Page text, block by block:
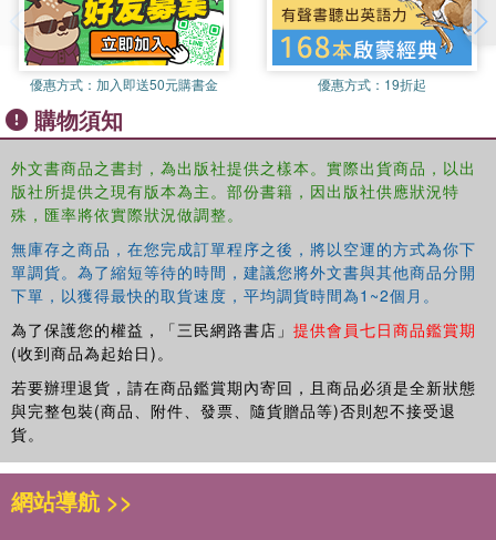
優惠方式： 加入即送50元購書金 優惠方式： 19折起
購物須知
外文書商品之書封，為出版社提供之樣本。實際出貨商品，以出
版社所提供之現有版本為主。部份書籍，因出版社供應狀況特
殊，匯率將依實際狀況做調整。
無庫存之商品，在您完成訂單程序之後，將以空運的方式為你下
單調貨。為了縮短等待的時間，建議您將外文書與其他商品分開
下單，以獲得最快的取貨速度，平均調貨時間為1~2個月。
為了保護您的權益，「三民網路書店」 提供會員七日商品鑑賞期
(收到商品為起始日)。
若要辦理退貨，請在商品鑑賞期內寄回，且商品必須是全新狀態
與完整包裝(商品、附件、發票、隨貨贈品等)否則恕不接受退
貨。
網站導航 >>